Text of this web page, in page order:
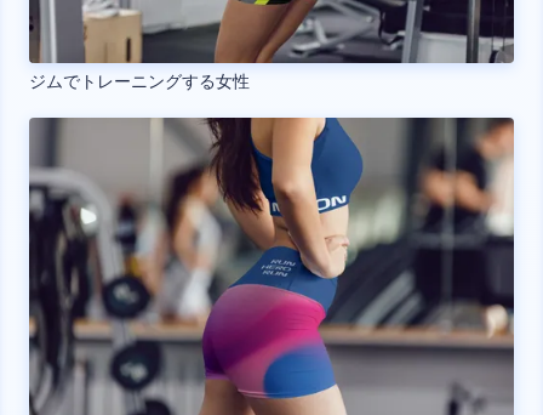
ジムでトレーニングする女性